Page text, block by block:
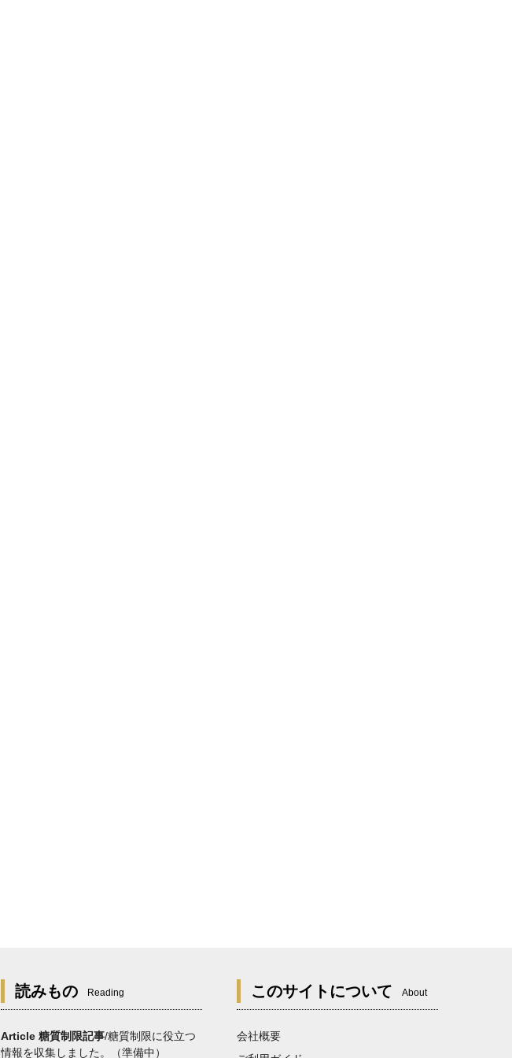
読みもの Reading
Article 糖質制限記事/糖質制限に役立つ
情報を収集しました。（準備中）
このサイトについて About
会社概要